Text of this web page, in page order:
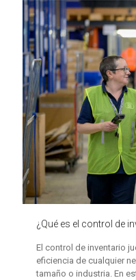
¿Qué es el control de
El control de inventario
eficiencia de cualquier
tamaño o industria. En